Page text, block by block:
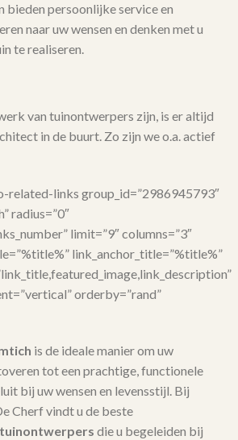
bieden persoonlijke service en
naar uw wensen en denken met u
te realiseren.
van tuinontwerpers zijn, is er altijd
in de buurt. Zo zijn we o.a. actief
related-links group_id=”2986945793″
radius=”0″
limit=”9″ columns=”3″
link_anchor_title=”%title%”
orderby=”rand”
is de ideale manier om uw
tot een prachtige, functionele
bij uw wensen en levensstijl. Bij
Cherf vindt u de beste
tuinontwerpers die u begeleiden bij